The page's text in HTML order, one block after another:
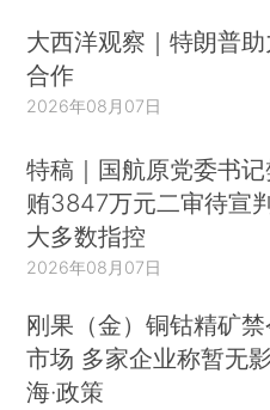
大西洋观察｜特朗普
合作
2026年08月07日
特稿｜国航原党委书
贿3847万元二审待宣
大多数指控
2026年08月07日
刚果（金）铜钴精矿
市场 多家企业称暂无
海·政策